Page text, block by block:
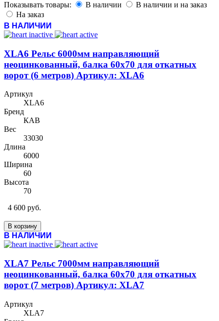
Показывать товары:
В наличии
В наличии и на заказ
На заказ
В НАЛИЧИИ
XLA6 Рельс 6000мм направляющий
неоцинкованный, балка 60х70 для откатных
ворот (6 метров) Артикул: XLA6
Артикул
XLA6
Бренд
КАВ
Вес
33030
Длина
6000
Ширина
60
Высота
70
4 600 руб.
В корзину
В НАЛИЧИИ
XLA7 Рельс 7000мм направляющий
неоцинкованный, балка 60х70 для откатных
ворот (7 метров) Артикул: XLA7
Артикул
XLA7